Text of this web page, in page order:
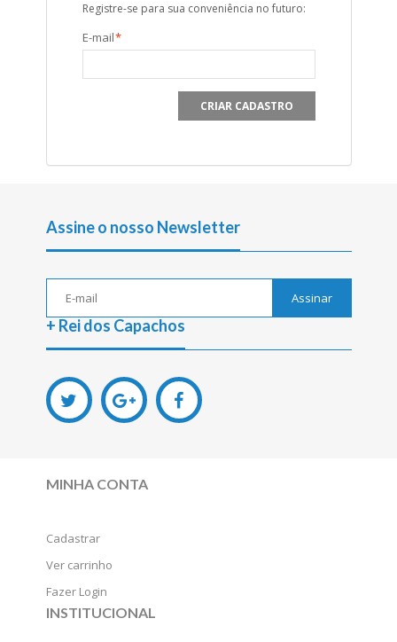
Registre-se para sua conveniência no futuro:
E-mail*
CRIAR CADASTRO
Assine o nosso Newsletter
Assinar
+ Rei dos Capachos
MINHA CONTA
Cadastrar
Ver carrinho
Fazer Login
INSTITUCIONAL